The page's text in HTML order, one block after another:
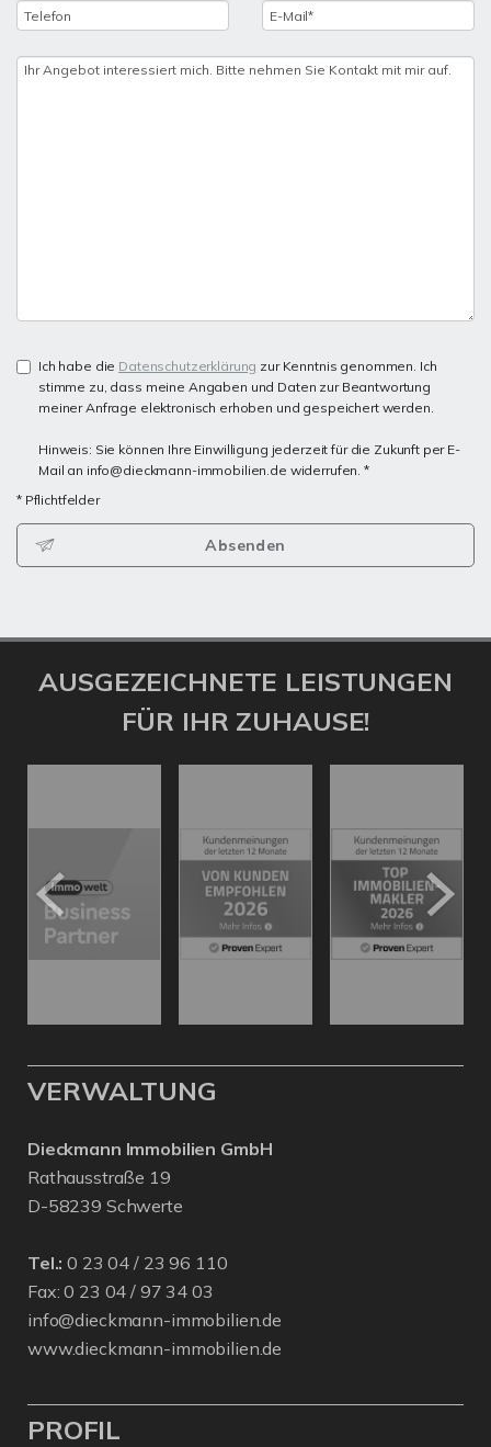
Ich habe die Datenschutzerklärung zur Kenntnis genommen. Ich
stimme zu, dass meine Angaben und Daten zur Beantwortung
meiner Anfrage elektronisch erhoben und gespeichert werden.
Hinweis: Sie können Ihre Einwilligung jederzeit für die Zukunft per E-
Mail an info@dieckmann-immobilien.de widerrufen. *
* Pflichtfelder
Absenden
AUSGEZEICHNETE LEISTUNGEN
FÜR IHR ZUHAUSE!
VERWALTUNG
Dieckmann Immobilien GmbH
Rathausstraße 19
D-58239 Schwerte
Tel.: 0 23 04 / 23 96 110
Fax: 0 23 04 / 97 34 03
info@dieckmann-immobilien.de
www.dieckmann-immobilien.de
PROFIL